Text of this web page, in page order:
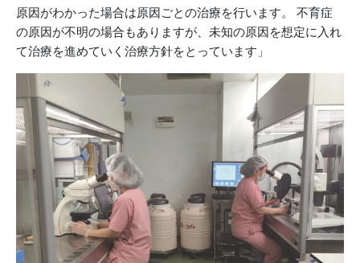
原因がわかった場合は原因ごとの治療を行います。 不育症
の原因が不明の場合もありますが、未知の原因を想定に入れ
て治療を進めていく治療方針をとっています」